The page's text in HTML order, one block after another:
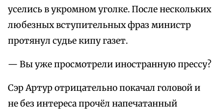
уселись в укромном уголке. После нескольких
любезных вступительных фраз министр
протянул судье кипу газет.
— Вы уже просмотрели иностранную прессу?
Сэр Артур отрицательно покачал головой и
не без интереса прочёл напечатанный